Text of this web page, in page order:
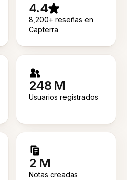
4.4
8,200+ reseñas en
Capterra
248 M
Usuarios registrados
2 M
Notas creadas